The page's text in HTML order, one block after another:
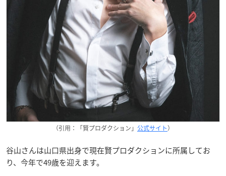
（引用：「賢プロダクション」 公式サイト）
谷山さんは山口県出身で現在賢プロダクションに所属してお
り、今年で49歳を迎えます。